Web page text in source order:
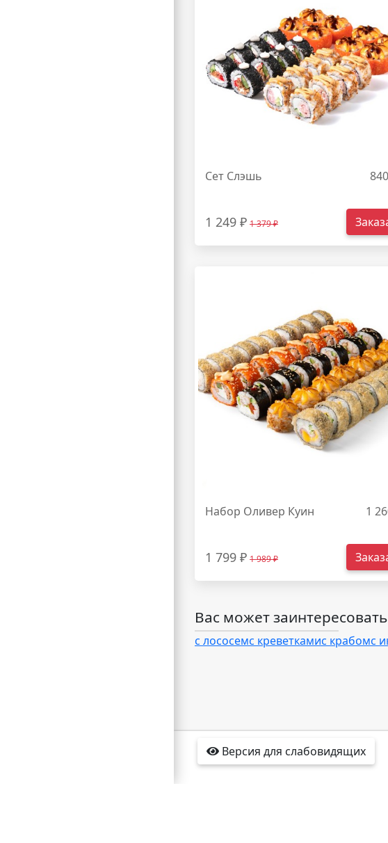
Сет Слэшь
1 249 ₽ 1 379 ₽
Набор Оливер Куин 1
1 799 ₽ 1 989 ₽
Вас может заинтересовать
с лососемс креветкамис крабомс
Версия для слабовидящих